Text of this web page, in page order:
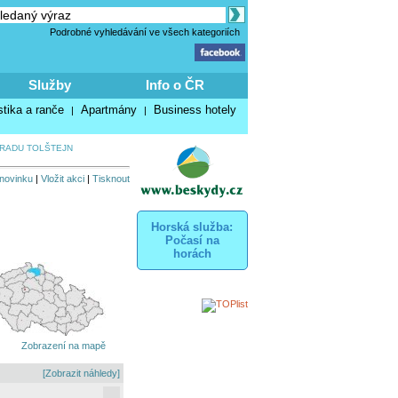
Podrobné vyhledávání ve všech kategoriích
Služby Info o ČR
a ranče | Apartmány | Business hotely
TOLŠTEJN
| Vložit akci| Tisknout
Zobrazení na mapě
[Zobrazit náhledy]
Horská služba:
Počasí na
horách